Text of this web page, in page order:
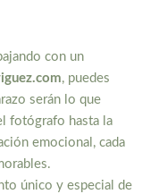
con un
, puedes
serán lo que
fotógrafo hasta la
emocional, cada
único y especial de